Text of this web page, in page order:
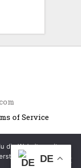
of Service
DE
die Website weiter
aus.